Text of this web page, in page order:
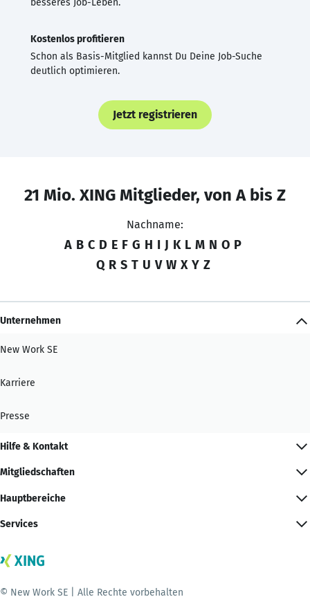
Kostenlos profitieren
Schon als Basis-Mitglied kannst Du Deine Job-Suche
deutlich optimieren.
Jetzt registrieren
21 Mio. XING Mitglieder, von A bis Z
Nachname:
A B C D E F G H I J K L M N O P
Q R S T U V W X Y Z
Unternehmen
New Work SE
Karriere
Presse
Hilfe & Kontakt
Mitgliedschaften
Hauptbereiche
Services
© New Work SE | Alle Rechte vorbehalten